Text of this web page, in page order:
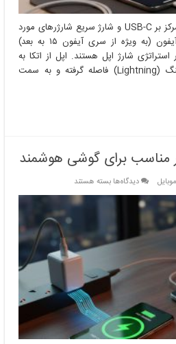
شارژرهای نسل جدید آیفون: تمرکز بر USB-C و شارژ سریع شارژرهای مورد
استفاده برای مدل‌های جدید آیفون (به ویژه از سری آیفون ۱۵ به بعد)
شارژ اپل هستند. اپل از اتکا به
کابل و پورت اختصاصی لایتنینگ (Lightning) فاصله گرفته و به سمت
مناسب برای گوشی هوشمند
دیدگاه‌هابرای
اهمیت
مناسب
برای
هوشمند
بسته هستند